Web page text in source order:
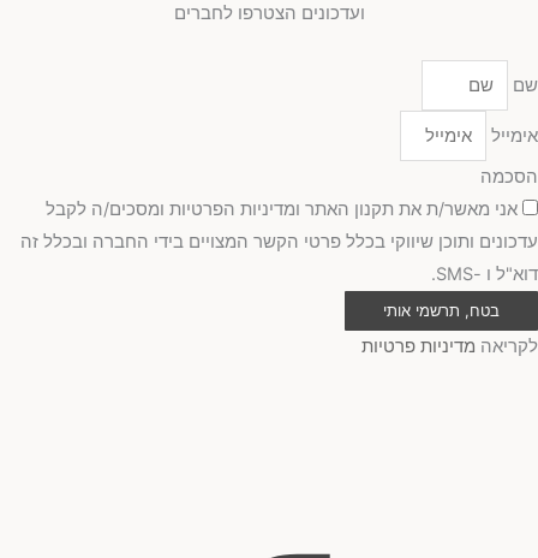
ועדכונים הצטרפו לחברים
שם
אימייל
הסכמה
אני מאשר/ת את תקנון האתר ומדיניות הפרטיות ומסכים/ה לקבל
עדכונים ותוכן שיווקי בכלל פרטי הקשר המצויים בידי החברה ובכלל זה
דוא"ל ו -SMS.
בטח, תרשמי אותי
לקריאה מדיניות פרטיות